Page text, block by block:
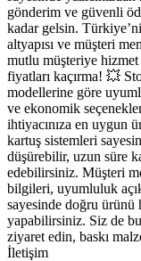
gönderim ve güvenli
kadar gelsin.
altyapısı ve müşteri
mutlu müşteriye
fiyatları kaçırma! 💥
modellerine göre
ve ekonomik
ihtiyacınıza en uygun
kartuş sistemleri
düşürebilir, uzun süre
edebilirsiniz. Müşteri
bilgileri, uyumluluk
sayesinde doğru ürünü
yapabilirsiniz. Siz de
ziyaret edin, baskı
İletişim